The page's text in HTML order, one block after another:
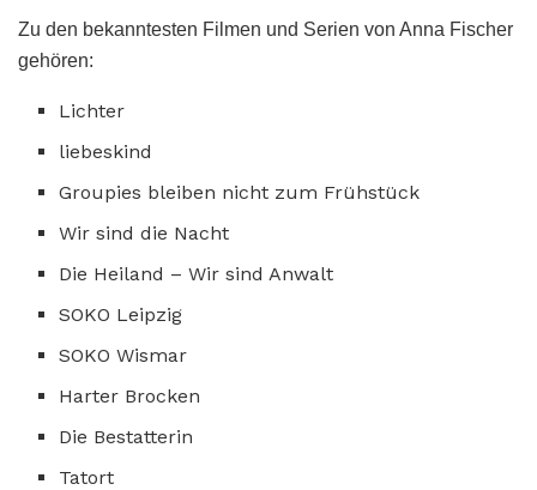
Zu den bekanntesten Filmen und Serien von Anna Fischer
gehören:
Lichter
liebeskind
Groupies bleiben nicht zum Frühstück
Wir sind die Nacht
Die Heiland – Wir sind Anwalt
SOKO Leipzig
SOKO Wismar
Harter Brocken
Die Bestatterin
Tatort